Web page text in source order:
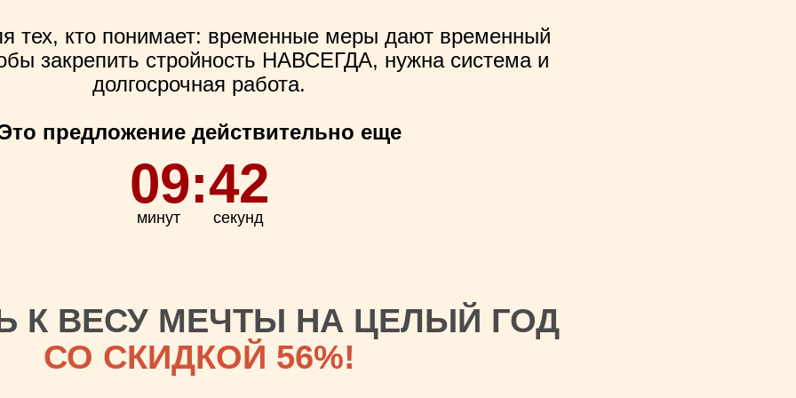
тех, кто понимает: временные меры дают временный
закрепить стройность НАВСЕГДА, нужна система и
долгосрочная работа.
предложение действительно еще
секунд
минут
09:42
К ВЕСУ МЕЧТЫ НА ЦЕЛЫЙ ГОД
СО СКИДКОЙ 56%!
10 МИНУТ, ЧТОБЫ
РЕШЕНИЕ!
УЖЕ ЧЕРЕЗ НЕСКОЛЬКО МЕСЯЦЕВ